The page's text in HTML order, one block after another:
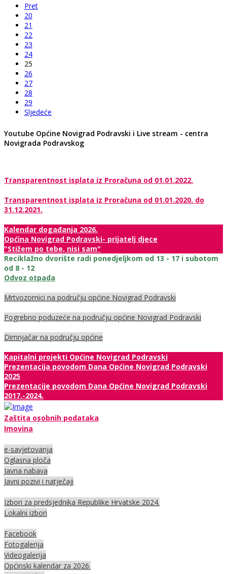
Pret
20
21
22
23
24
25
26
27
28
29
Sljedeće
Youtube Općine Novigrad Podravski i Live stream - centra
Novigrada Podravskog
Transparentnost isplata iz Proračuna od 01.01.2022.
Transparentnost isplata iz Proračuna od 01.01.2020. do
31.12.2021.
Kalendar događanja 2026.
Općina Novigrad Podravski- prijatelj djece
"Stižem po tebe, nisi sam"
Reciklažno dvorište radi ponedjeljkom od 13 - 17 i subotom
od 8 - 12
Odvoz otpada
Mrtvozornici na području općine Novigrad Podravski
Pogrebno poduzeće na području općine Novigrad Podravski
Dimnjačar na području općine
Kapitalni projekti Općine Novigrad Podravski
Prezentacija povodom Dana Općine Novigrad Podravski
2025
Prezentacije povodom Dana Općine Novigrad Podravski
2017.-2024.
Zaštita osobnih podataka
Imovina
e-savjetovanja
Oglasna ploča
Javna nabava
Javni pozivi i natječaji
Izbori za predsjednika Republike Hrvatske 2024.
Lokalni izbori
Facebook
Fotogalerija
Videogalerija
Općinski kalendar za 2026.